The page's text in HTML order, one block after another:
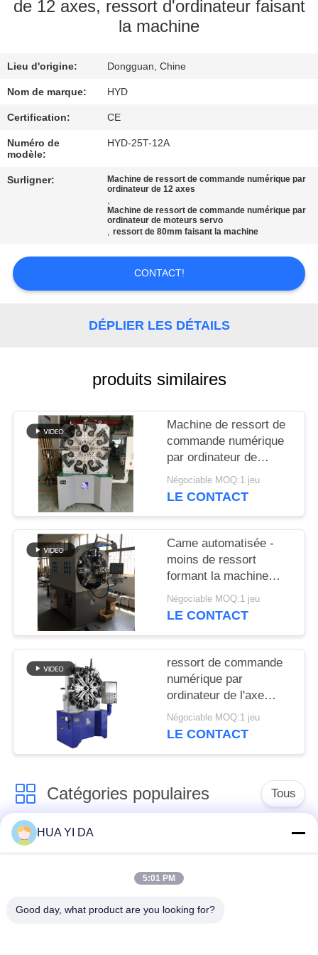
QUALITÉ
CONTACTEZ-
NOUS
NOUVELLES
DEMANDEZ
UNE
CITATION
PRIVACY
POLICY
de 12 axes, ressort d'ordinateur faisant
la machine
Lieu d'origine: Dongguan, Chine
Nom de marque: HYD
Certification: CE
Numéro de
modèle:
HYD-25T-12A
Surligner:
Machine de ressort de commande numérique par
ordinateur de 12 axes
,
Machine de ressort de commande numérique par
ordinateur de moteurs servo
,ressort de 80mm faisant la machine
CONTACT!
DÉPLIER LES DÉTAILS
produits similaires
Machine de ressort de
commande numérique
par ordinateur de
Controlller de 3 axes
guide la machine de
Négociable MOQ:1 jeu
LE CONTACT
Came automatisée -
moins de ressort
formant la machine
avec haches rotatoires
de fil les 12
Négociable MOQ:1 jeu
LE CONTACT
ressort de commande
numérique par
ordinateur de l'axe
5.5KW 4 ancien/ressort
torsion de tension
Négociable MOQ:1 jeu
LE CONTACT
Catégories populaires Tous
machine de ressort
de commande
Machine de
ressort
HUA YI DA
5:01 PM
Good day, what product are you looking for?